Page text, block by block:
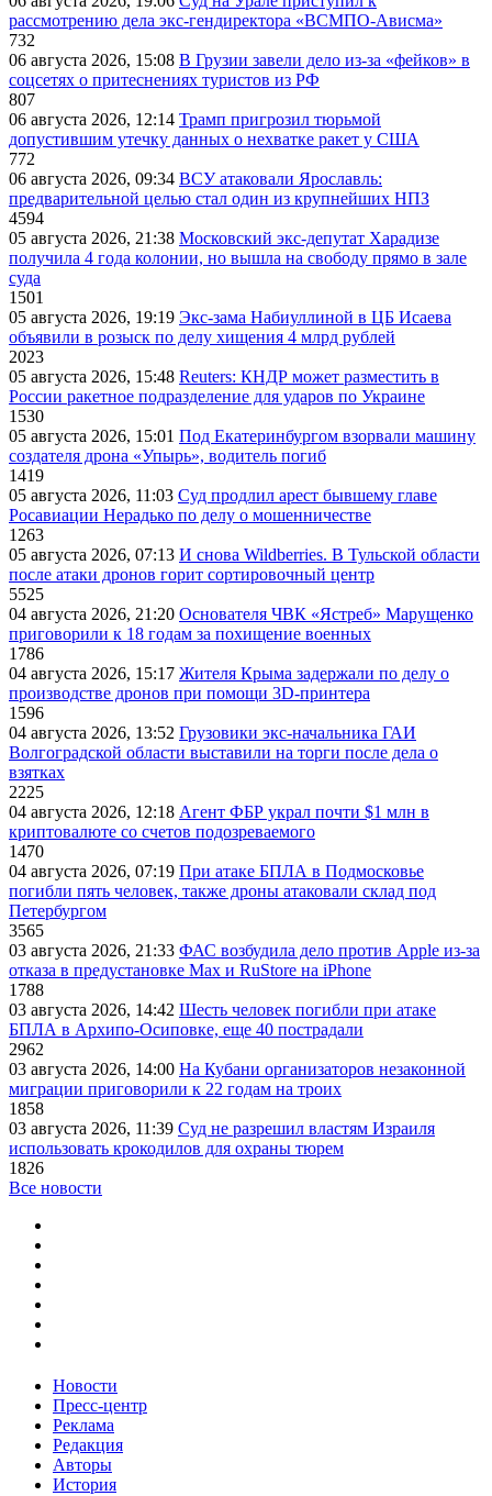
рассмотрению дела экс-гендиректора «ВСМПО-Ависма»
732
06 августа 2026, 15:08 В Грузии завели дело из-за «фейков» в
соцсетях о притеснениях туристов из РФ
807
06 августа 2026, 12:14 Трамп пригрозил тюрьмой
допустившим утечку данных о нехватке ракет у США
772
06 августа 2026, 09:34 ВСУ атаковали Ярославль:
предварительной целью стал один из крупнейших НПЗ
4594
05 августа 2026, 21:38 Московский экс-депутат Харадизе
получила 4 года колонии, но вышла на свободу прямо в зале
суда
1501
05 августа 2026, 19:19 Экс-зама Набиуллиной в ЦБ Исаева
объявили в розыск по делу хищения 4 млрд рублей
2023
05 августа 2026, 15:48 Reuters: КНДР может разместить в
России ракетное подразделение для ударов по Украине
1530
05 августа 2026, 15:01 Под Екатеринбургом взорвали машину
создателя дрона «Упырь», водитель погиб
1419
05 августа 2026, 11:03 Суд продлил арест бывшему главе
Росавиации Нерадько по делу о мошенничестве
1263
05 августа 2026, 07:13 И снова Wildberries. В Тульской области
после атаки дронов горит сортировочный центр
5525
04 августа 2026, 21:20 Основателя ЧВК «Ястреб» Марущенко
приговорили к 18 годам за похищение военных
1786
04 августа 2026, 15:17 Жителя Крыма задержали по делу о
производстве дронов при помощи 3D‑принтера
1596
04 августа 2026, 13:52 Грузовики экс-начальника ГАИ
Волгоградской области выставили на торги после дела о
взятках
2225
04 августа 2026, 12:18 Агент ФБР украл почти $1 млн в
криптовалюте со счетов подозреваемого
1470
04 августа 2026, 07:19 При атаке БПЛА в Подмосковье
погибли пять человек, также дроны атаковали склад под
Петербургом
3565
03 августа 2026, 21:33 ФАС возбудила дело против Apple из-за
отказа в предустановке Max и RuStore на iPhone
1788
03 августа 2026, 14:42 Шесть человек погибли при атаке
БПЛА в Архипо-Осиповке, еще 40 пострадали
2962
03 августа 2026, 14:00 На Кубани организаторов незаконной
миграции приговорили к 22 годам на троих
1858
03 августа 2026, 11:39 Суд не разрешил властям Израиля
использовать крокодилов для охраны тюрем
1826
Все новости
Новости
Пресс-центр
Реклама
Редакция
Авторы
История